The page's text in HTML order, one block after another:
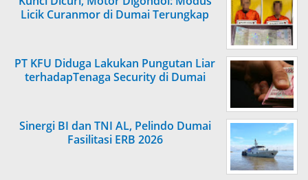
Licik Curanmor di Dumai Terungkap
PT KFU Diduga Lakukan Pungutan Liar
terhadapTenaga Security di Dumai
Sinergi BI dan TNI AL, Pelindo Dumai
Fasilitasi ERB 2026